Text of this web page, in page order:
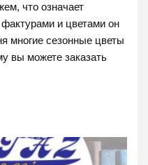
что означает
и цветами он
многие сезонные цветы
вы можете заказать